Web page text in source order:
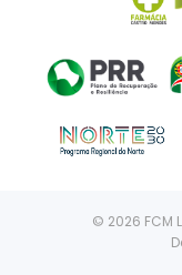
© 2026 FCM